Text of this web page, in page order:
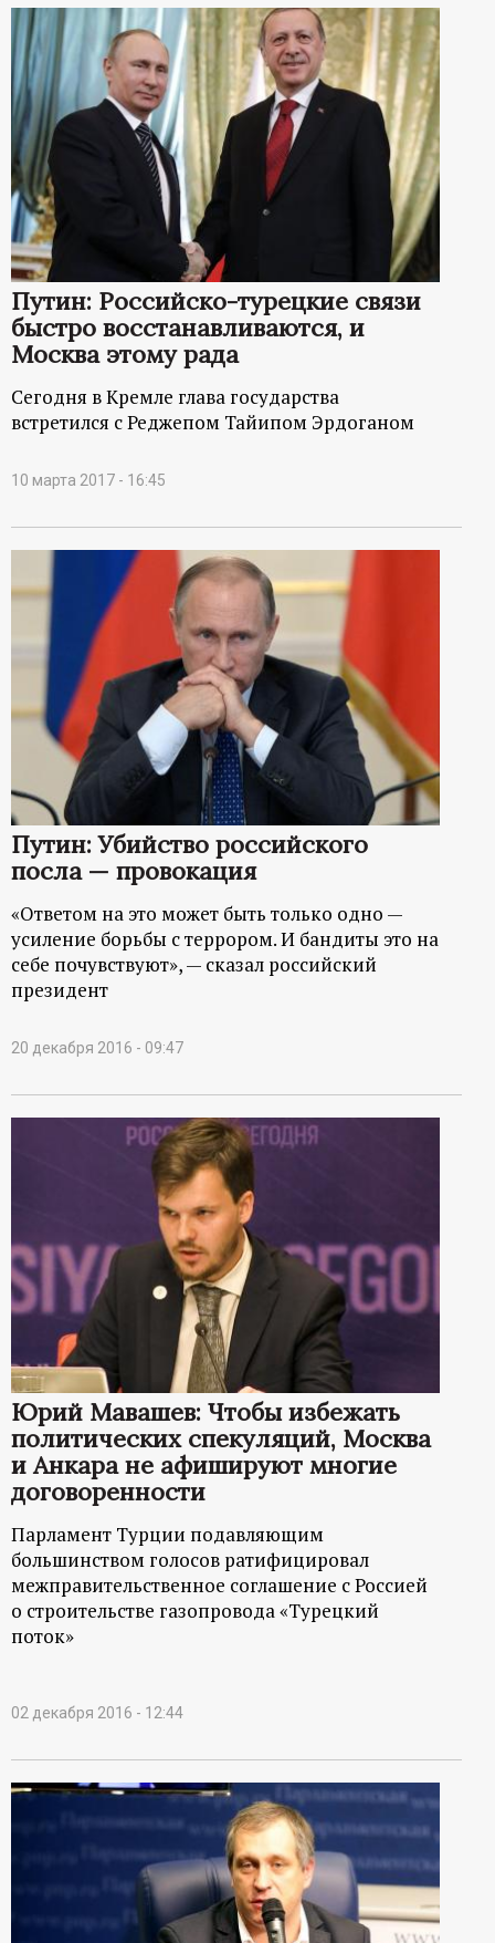
Путин: Российско-турецкие связи
быстро восстанавливаются, и
Москва этому рада
Сегодня в Кремле глава государства
встретился с Реджепом Тайипом Эрдоганом
10 марта 2017 - 16:45
Путин: Убийство российского
посла — провокация
«Ответом на это может быть только одно —
усиление борьбы с террором. И бандиты это на
себе почувствуют», — сказал российский
президент
20 декабря 2016 - 09:47
Юрий Мавашев: Чтобы избежать
политических спекуляций, Москва
и Анкара не афишируют многие
договоренности
Парламент Турции подавляющим
большинством голосов ратифицировал
межправительственное соглашение с Россией
о строительстве газопровода «Турецкий
поток»
02 декабря 2016 - 12:44